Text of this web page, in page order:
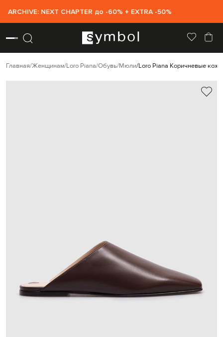
ARCHIVE: NEXT CHAPTER до -60% + EXTRA -50%
Главная Женщинам Loro Piana Обувь Мюли Loro Piana Коричневые